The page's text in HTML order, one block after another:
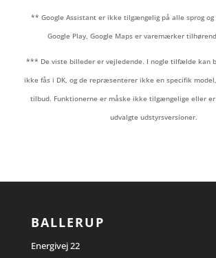
** Google Assistant er ikke tilgængelig på alle sprog og
Google Play, Google Maps er varemærker
*** De viste billeder er vejledende. I nogle tilfælde kan
ikke fås i DK, og de repræsenterer ikke en specifik
tilbud. Funktionerne er måske ikke tilgængelige eller
udvalgte udstyrsversioner.
BALLERUP
Energivej 22